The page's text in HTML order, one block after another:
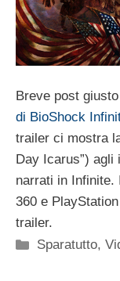
Breve post
di BioShock
trailer ci mostra
Day Icarus”)
narrati in Infinite.
360 e PlayStation
trailer.
Categorie
Sparatutto,